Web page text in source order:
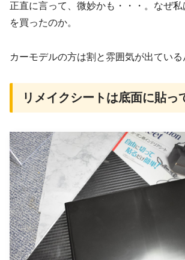
正直に言って、微妙かも・・・。なぜ私
を買ったのか。
カーモデルの方は割と雰囲気が出ている
リメイクシートは底面に貼っ